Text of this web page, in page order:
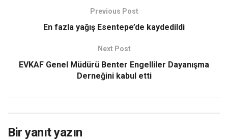
Previous Post
En fazla yağış Esentepe’de kaydedildi
Next Post
EVKAF Genel Müdürü Benter Engelliler Dayanışma
Derneğini kabul etti
Bir yanıt yazın